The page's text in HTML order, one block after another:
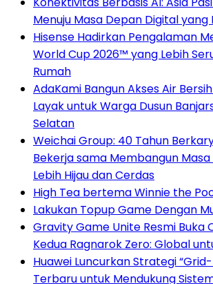
Menuju Masa Depan Digital yang
Hisense Hadirkan Pengalaman
World Cup 2026™ yang Lebih
Rumah
AdaKami Bangun Akses Air
Layak untuk Warga Dusun
Selatan
Weichai Group: 40 Tahun
Bekerja sama Membangun
Lebih Hijau dan Cerdas
High Tea bertema Winnie the
Lakukan Topup Game Dengan
Gravity Game Unite Resmi Buka
Kedua Ragnarok Zero: Global
Huawei Luncurkan Strategi
Terbaru untuk Mendukung